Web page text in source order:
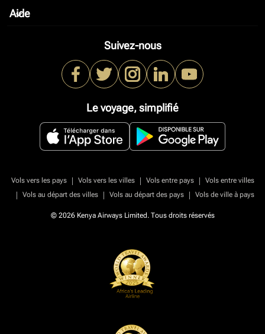
Aide
keyboard_arrow_down
Suivez-nous
Le voyage, simplifié
Vols vers les pays | Vols vers les villes | Vols entre pays |
Vols entre villes
|
Vols au départ des villes | Vols au départ des pays | Vols de ville à pays
© 2026 Kenya Airways Limited. Tous droits réservés